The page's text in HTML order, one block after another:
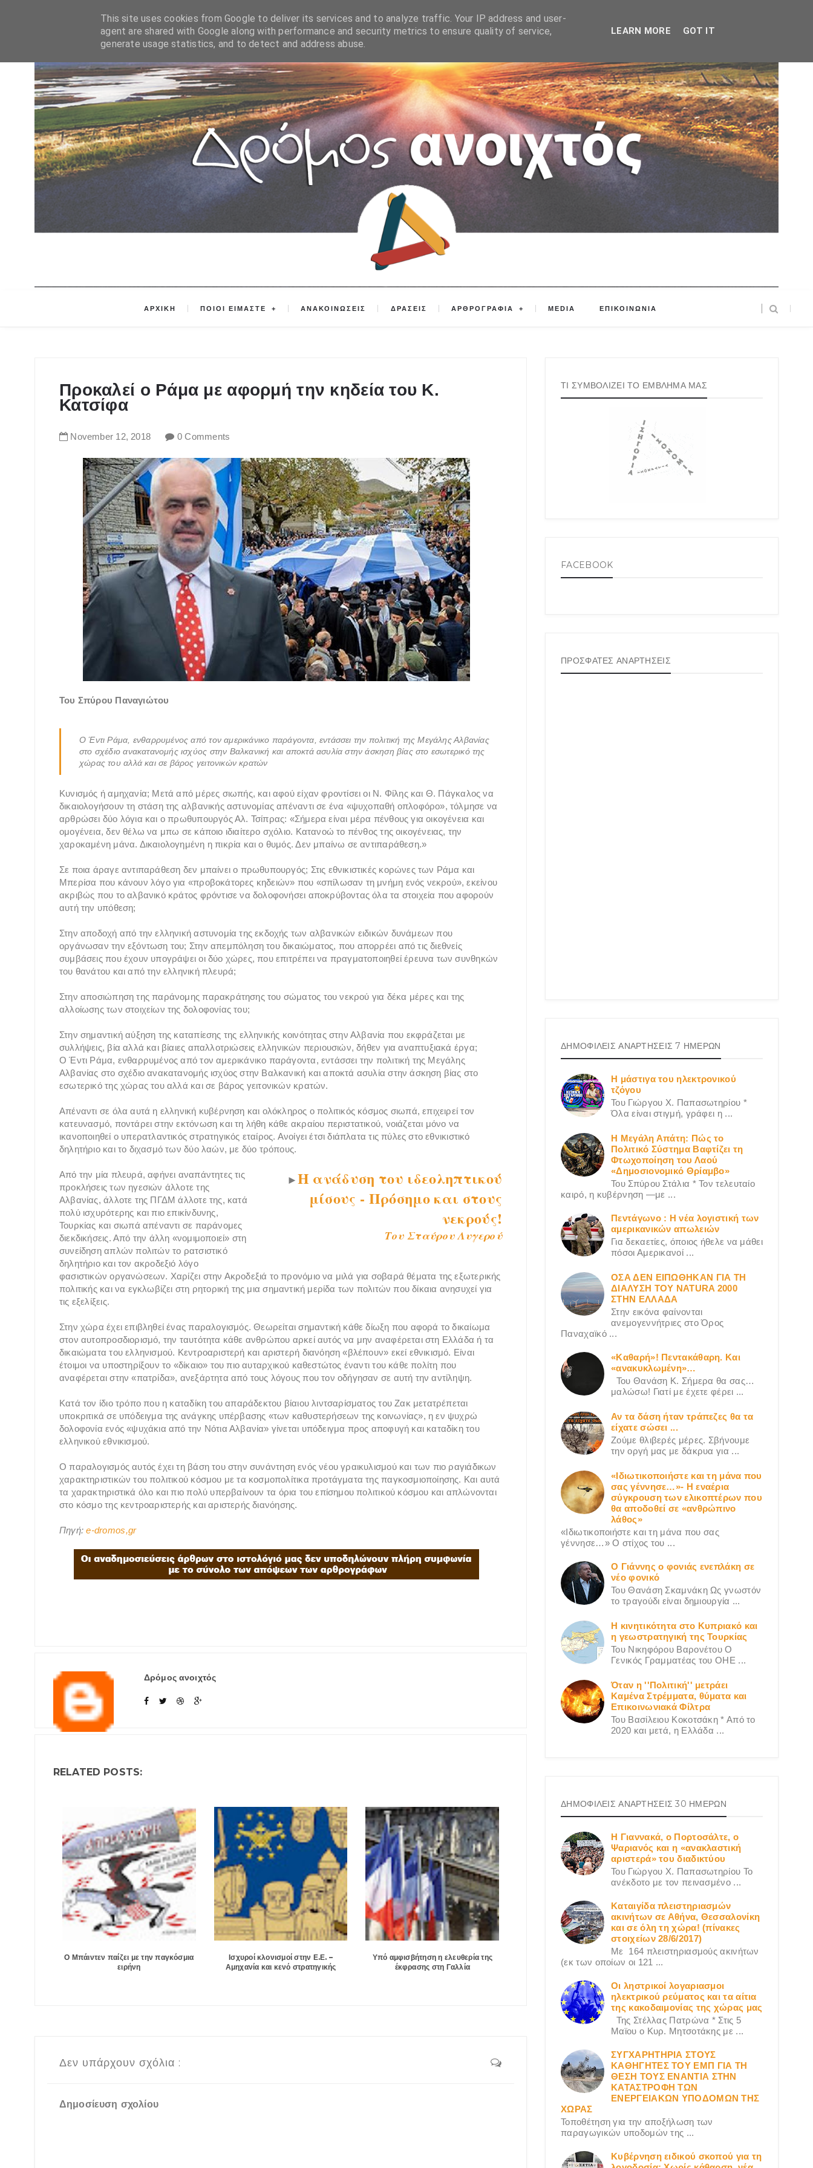
ΑΡΧΙΚΗ ΠΟΙΟΙ ΕΙΜΑΣΤΕ ΑΝΑΚΟΙΝΩΣΕΙΣ ΔΡΑΣΕΙΣ ΑΡΘΡΟΓΡΑΦΙΑ MEDIA ΕΠΙΚΟΙΝΩΝΙΑ
Προκαλεί ο Ράμα με αφορμή την κηδεία του Κ.
Κατσίφα
November 12, 2018 0 Comments
Του Σπύρου Παναγιώτου
Ο Έντι Ράμα, ενθαρρυμένος από τον αμερικάνικο παράγοντα, εντάσσει την πολιτική της Μεγάλης Αλβανίας
στο σχέδιο ανακατανομής ισχύος στην Βαλκανική και αποκτά ασυλία στην άσκηση βίας στο εσωτερικό της
χώρας του αλλά και σε βάρος γειτονικών κρατών
Κυνισμός ή αμηχανία; Μετά από μέρες σιωπής, και αφού είχαν φροντίσει οι Ν. Φίλης και Θ. Πάγκαλος να
δικαιολογήσουν τη στάση της αλβανικής αστυνομίας απέναντι σε ένα «ψυχοπαθή οπλοφόρο», τόλμησε να
αρθρώσει δύο λόγια και ο πρωθυπουργός Αλ. Τσίπρας: «Σήμερα είναι μέρα πένθους για οικογένεια και
ομογένεια, δεν θέλω να μπω σε κάποιο ιδιαίτερο σχόλιο. Κατανοώ το πένθος της οικογένειας, την
χαροκαμένη μάνα. Δικαιολογημένη η πικρία και ο θυμός. Δεν μπαίνω σε αντιπαράθεση.»
Σε ποια άραγε αντιπαράθεση δεν μπαίνει ο πρωθυπουργός; Στις εθνικιστικές κορώνες των Ράμα και
Μπερίσα που κάνουν λόγο για «προβοκάτορες κηδειών» που «σπίλωσαν τη μνήμη ενός νεκρού», εκείνου
ακριβώς που το αλβανικό κράτος φρόντισε να δολοφονήσει αποκρύβοντας όλα τα στοιχεία που αφορούν
αυτή την υπόθεση;
Στην αποδοχή από την ελληνική αστυνομία της εκδοχής των αλβανικών ειδικών δυνάμεων που
οργάνωσαν την εξόντωση του; Στην απεμπόληση του δικαιώματος, που απορρέει από τις διεθνείς
συμβάσεις που έχουν υπογράψει οι δύο χώρες, που επιτρέπει να πραγματοποιηθεί έρευνα των συνθηκών
του θανάτου και από την ελληνική πλευρά;
Στην αποσιώπηση της παράνομης παρακράτησης του σώματος του νεκρού για δέκα μέρες και της
αλλοίωσης των στοιχείων της δολοφονίας του;
Στην σημαντική αύξηση της καταπίεσης της ελληνικής κοινότητας στην Αλβανία που εκφράζεται με
συλλήψεις, βία αλλά και βίαιες απαλλοτριώσεις ελληνικών περιουσιών, δήθεν για αναπτυξιακά έργα;
Ο Έντι Ράμα, ενθαρρυμένος από τον αμερικάνικο παράγοντα, εντάσσει την πολιτική της Μεγάλης
Αλβανίας στο σχέδιο ανακατανομής ισχύος στην Βαλκανική και αποκτά ασυλία στην άσκηση βίας στο
εσωτερικό της χώρας του αλλά και σε βάρος γειτονικών κρατών.
Απέναντι σε όλα αυτά η ελληνική κυβέρνηση και ολόκληρος ο πολιτικός κόσμος σιωπά, επιχειρεί τον
κατευνασμό, ποντάρει στην εκτόνωση και τη λήθη κάθε ακραίου περιστατικού, νοιάζεται μόνο να
ικανοποιηθεί ο υπερατλαντικός στρατηγικός εταίρος. Ανοίγει έτσι διάπλατα τις πύλες στο εθνικιστικό
δηλητήριο και το διχασμό των δύο λαών, με δύο τρόπους.
►Η ανάδυση του ιδεοληπτικού
μίσους - Πρόσημο και στους
νεκρούς!
Του Σταύρου Λυγερού
Από την μία πλευρά, αφήνει αναπάντητες τις
προκλήσεις των ηγεσιών άλλοτε της
Αλβανίας, άλλοτε της ΠΓΔΜ άλλοτε της, κατά
πολύ ισχυρότερης και πιο επικίνδυνης,
Τουρκίας και σιωπά απέναντι σε παράνομες
διεκδικήσεις. Από την άλλη «νομιμοποιεί» στη
συνείδηση απλών πολιτών το ρατσιστικό
δηλητήριο και τον ακροδεξιό λόγο
φασιστικών οργανώσεων. Χαρίζει στην Ακροδεξιά το προνόμιο να μιλά για σοβαρά θέματα της εξωτερικής
πολιτικής και να εγκλωβίζει στη ρητορική της μια σημαντική μερίδα των πολιτών που δίκαια ανησυχεί για
τις εξελίξεις.
Στην χώρα έχει επιβληθεί ένας παραλογισμός. Θεωρείται σημαντική κάθε δίωξη που αφορά το δικαίωμα
στον αυτοπροσδιορισμό, την ταυτότητα κάθε ανθρώπου αρκεί αυτός να μην αναφέρεται στη Ελλάδα ή τα
δικαιώματα του ελληνισμού. Κεντροαριστερή και αριστερή διανόηση «βλέπουν» εκεί εθνικισμό. Είναι
έτοιμοι να υποστηρίξουν το «δίκαιο» του πιο αυταρχικού καθεστώτος έναντι του κάθε πολίτη που
αναφέρεται στην «πατρίδα», ανεξάρτητα από τους λόγους που τον οδήγησαν σε αυτή την αντίληψη.
Κατά τον ίδιο τρόπο που η καταδίκη του απαράδεκτου βίαιου λιντσαρίσματος του Ζακ μετατρέπεται
υποκριτικά σε υπόδειγμα της ανάγκης υπέρβασης «των καθυστερήσεων της κοινωνίας», η εν ψυχρώ
δολοφονία ενός «ψυχάκια από την Νότια Αλβανία» γίνεται υπόδειγμα προς αποφυγή και καταδίκη του
ελληνικού εθνικισμού.
Ο παραλογισμός αυτός έχει τη βάση του στην συνάντηση ενός νέου γραικυλισμού και των πιο ραγιάδικων
χαρακτηριστικών του πολιτικού κόσμου με τα κοσμοπολίτικα προτάγματα της παγκοσμιοποίησης. Και αυτά
τα χαρακτηριστικά όλο και πιο πολύ υπερβαίνουν τα όρια του επίσημου πολιτικού κόσμου και απλώνονται
στο κόσμο της κεντροαριστερής και αριστερής διανόησης.
Πηγή:e-dromos,gr
Δρόμος ανοιχτός
RELATED POSTS:
Ο Μπάιντεν παίζει με την παγκόσμια
ειρήνη
Ισχυροί κλονισμοί στην Ε.Ε. –
Αμηχανία και κενό στρατηγικής
Υπό αμφισβήτηση η ελευθερία της
έκφρασης στη Γαλλία
Δεν υπάρχουν σχόλια :
Δημοσίευση σχολίου
ΤΙ ΣΥΜΒΟΛΙΖΕΙ ΤΟ ΕΜΒΛΗΜΑ ΜΑΣ
FACEBOOK
ΠΡΟΣΦΑΤΕΣ ΑΝΑΡΤΗΣΕΙΣ
ΔΗΜΟΦΙΛΕΙΣ ΑΝΑΡΤΗΣΕΙΣ 7 ΗΜΕΡΩΝ
Η μάστιγα του ηλεκτρονικού
τζόγου
Του Γιώργου X. Παπασωτηρίου *
Όλα είναι στιγμή, γράφει η ...
Η Μεγάλη Απάτη: Πώς το
Πολιτικό Σύστημα Βαφτίζει τη
Φτωχοποίηση του Λαού
«Δημοσιονομικό Θρίαμβο»
Του Σπύρου Στάλια * Τον τελευταίο
καιρό, η κυβέρνηση —με ...
Πεντάγωνο : Η νέα λογιστική των
αμερικανικών απωλειών
Για δεκαετίες, όποιος ήθελε να μάθει
πόσοι Αμερικανοί ...
ΟΣΑ ΔΕN ΕΙΠΩΘΗΚΑΝ ΓΙΑ ΤΗ
ΔΙΑΛΥΣΗ ΤΟΥ NATURA 2000
ΣΤΗΝ ΕΛΛΑΔΑ
Στην εικόνα φαίνονται
ανεμογεννήτριες στο Όρος
Παναχαϊκό ...
«Καθαρή»! Πεντακάθαρη. Και
«ανακυκλωμένη»…
Του Θανάση Κ. Σήμερα θα σας…
μαλώσω! Γιατί με έχετε φέρει ...
Αν τα δάση ήταν τράπεζες θα τα
είχατε σώσει ...
Ζούμε θλιβερές μέρες. Σβήνουμε
την οργή μας με δάκρυα για ...
«Ιδιωτικοποιήστε και τη μάνα που
σας γέννησε…»- Η εναέρια
σύγκρουση των ελικοπτέρων που
θα αποδοθεί σε «ανθρώπινο
λάθος»
«Ιδιωτικοποιήστε και τη μάνα που σας
γέννησε…» Ο στίχος του ...
Ο Γιάννης ο φονιάς ενεπλάκη σε
νέο φονικό
Του Θανάση Σκαμνάκη Ως γνωστόν
το τραγούδι είναι δημιουργία ...
Η κινητικότητα στο Κυπριακό και
η γεωστρατηγική της Τουρκίας
Του Νικηφόρου Βαρονέτου Ο
Γενικός Γραμματέας του ΟΗΕ ...
Όταν η ''Πολιτική'' μετράει
Καμένα Στρέμματα, θύματα και
Επικοινωνιακά Φίλτρα
Του Βασίλειου Κοκοτσάκη * Από το
2020 και μετά, η Ελλάδα ...
ΔΗΜΟΦΙΛΕΙΣ ΑΝΑΡΤΗΣΕΙΣ 30 ΗΜΕΡΩΝ
Η Γιαννακά, ο Πορτοσάλτε, ο
Ψαριανός και η «ανακλαστική
αριστερά» του διαδικτύου
Του Γιώργου X. Παπασωτηρίου Το
ανέκδοτο με τον πεινασμένο ...
Καταιγίδα πλειστηριασμών
ακινήτων σε Αθήνα, Θεσσαλονίκη
και σε όλη τη χώρα! (πίνακες
στοιχείων 28/6/2017)
Με 164 πλειστηριασμούς ακινήτων
(εκ των οποίων οι 121 ...
Οι ληστρικοί λογαριασμοι
ηλεκτρικού ρεύματος και τα αίτια
της κακοδαιμονίας της χώρας μας
Της Στέλλας Πατρώνα * Στις 5
Μαϊου ο Κυρ. Μητσοτάκης με ...
ΣΥΓΧΑΡΗΤΗΡΙΑ ΣΤΟΥΣ
ΚΑΘΗΓΗΤΕΣ ΤΟΥ ΕΜΠ ΓΙΑ ΤΗ
ΘΕΣΗ ΤΟΥΣ ΕΝΑΝΤΙΑ ΣΤΗΝ
ΚΑΤΑΣΤΡΟΦΗ ΤΩΝ
ΕΝΕΡΓΕΙΑΚΩΝ ΥΠΟΔΟΜΩΝ ΤΗΣ
ΧΩΡΑΣ
Τοποθέτηση για την αποξήλωση των
παραγωγικών υποδομών της ...
Κυβέρνηση ειδικού σκοπού για τη
This site uses cookies from Google to deliver its services and to analyze traffic. Your IP address and user-
agent are shared with Google along with performance and security metrics to ensure quality of service,
generate usage statistics, and to detect and address abuse.
LEARN MORE GOT IT